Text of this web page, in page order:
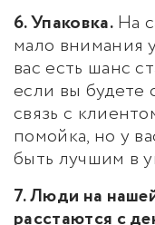
6. Упаковка.На
мало внимания
вас есть шанс
если вы будете
связь с
помойка, но у
быть лучшим в
7. Люди на
расстаются с